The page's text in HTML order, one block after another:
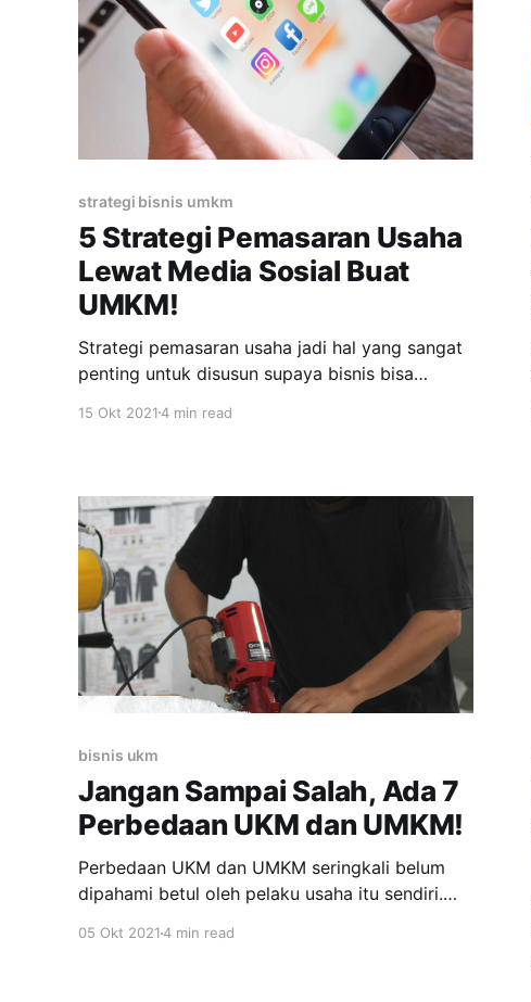
strategi bisnis umkm
5 Strategi Pemasaran Usaha
Lewat Media Sosial Buat
UMKM!
Strategi pemasaran usaha jadi hal yang sangat
penting untuk disusun supaya bisnis bisa
pemasaran usaha tidak hanya mengandalkan
online. Ketika kita lihat tren bisnis umkm
beberapa waktu ke belakang, media sosial
adalah alat yang
15 Okt 20214 min read
bisnis ukm
Jangan Sampai Salah, Ada 7
Perbedaan UKM dan UMKM!
Perbedaan UKM dan UMKM seringkali belum
dipahami betul oleh pelaku usaha itu sendiri.
05 Okt 20214 min read